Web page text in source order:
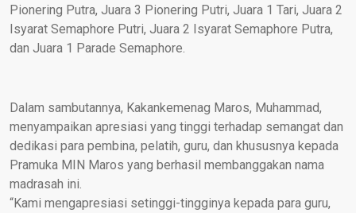
Pionering Putra, Juara 3 Pionering Putri, Juara 1 Tari, Juara 2
Isyarat Semaphore Putri, Juara 2 Isyarat Semaphore Putra,
dan Juara 1 Parade Semaphore.
Dalam sambutannya, Kakankemenag Maros, Muhammad,
menyampaikan apresiasi yang tinggi terhadap semangat dan
dedikasi para pembina, pelatih, guru, dan khususnya kepada
Pramuka MIN Maros yang berhasil membanggakan nama
madrasah ini.
“Kami mengapresiasi setinggi-tingginya kepada para guru,